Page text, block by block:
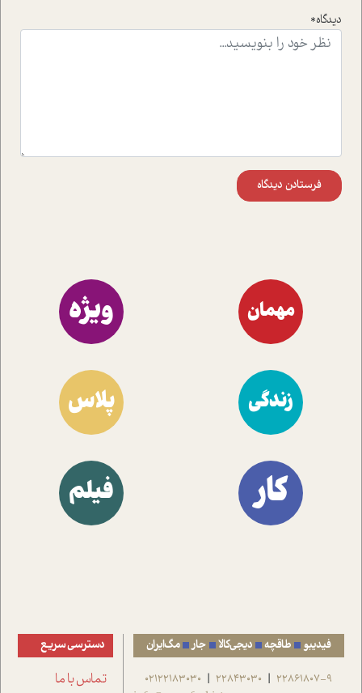
موثرترین راهکارهای استفاده از هوش مصنوعی در حوزه های
دیدگاه*
فرستادن دیدگاه
مهمان ویژه
زندگی پلاس
کار فیلم
فیدیبو طاقچه دیجی‌کالا جار مگ‌ایران
22861807-9
|
22843030
|
02122183030
دسترسی سریع
تماس با ما